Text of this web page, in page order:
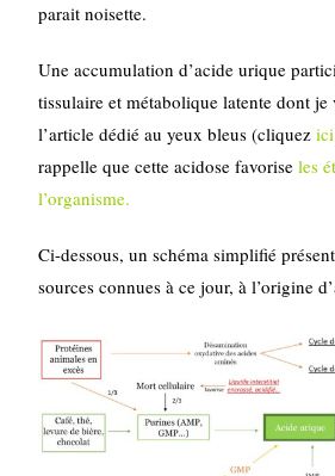
parait noisette.
Une accumulation d’acide urique
tissulaire et métabolique latente dont je
l’article dédié au yeux bleus (cliquezici
rappelle que cette acidose favoriseles
l’organisme.
Ci-dessous, un schéma simplifié
sources connues à ce jour, à l’origine